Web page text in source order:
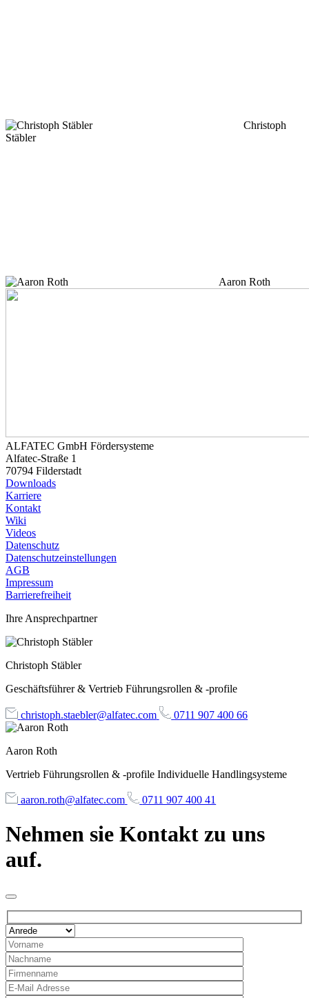
Christoph
Stäbler
Aaron Roth
ALFATEC GmbH Fördersysteme
Alfatec-Straße 1
70794 Filderstadt
Downloads
Karriere
Kontakt
Wiki
Videos
Datenschutz
Datenschutzeinstellungen
AGB
Impressum
Barrierefreiheit
Ihre Ansprechpartner
Christoph Stäbler
Geschäftsführer & Vertrieb Führungsrollen & -profile
christoph.staebler@alfatec.com 0711 907 400 66
Aaron Roth
Vertrieb Führungsrollen & -profile Individuelle Handlingsysteme
aaron.roth@alfatec.com 0711 907 400 41
Nehmen sie Kontakt zu uns
auf.